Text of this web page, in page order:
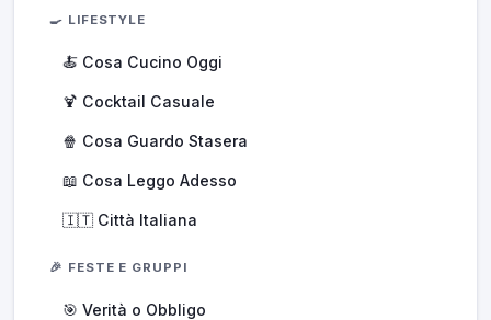
🍳 LIFESTYLE
🍝 Cosa Cucino Oggi
🍹 Cocktail Casuale
🍿 Cosa Guardo Stasera
📖 Cosa Leggo Adesso
🇮🇹 Città Italiana
🎉 FESTE E GRUPPI
🎯 Verità o Obbligo